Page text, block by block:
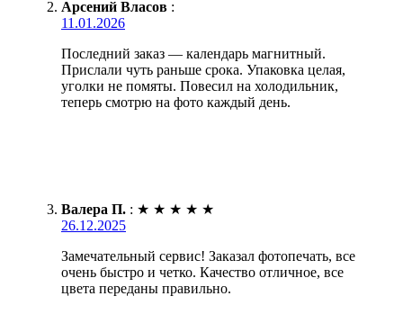
Арсений Власов :
11.01.2026
Последний заказ — календарь магнитный.
Прислали чуть раньше срока. Упаковка целая,
уголки не помяты. Повесил на холодильник,
теперь смотрю на фото каждый день.
Валера П. : ★ ★ ★ ★ ★
26.12.2025
Замечательный сервис! Заказал фотопечать, все
очень быстро и четко. Качество отличное, все
цвета переданы правильно.